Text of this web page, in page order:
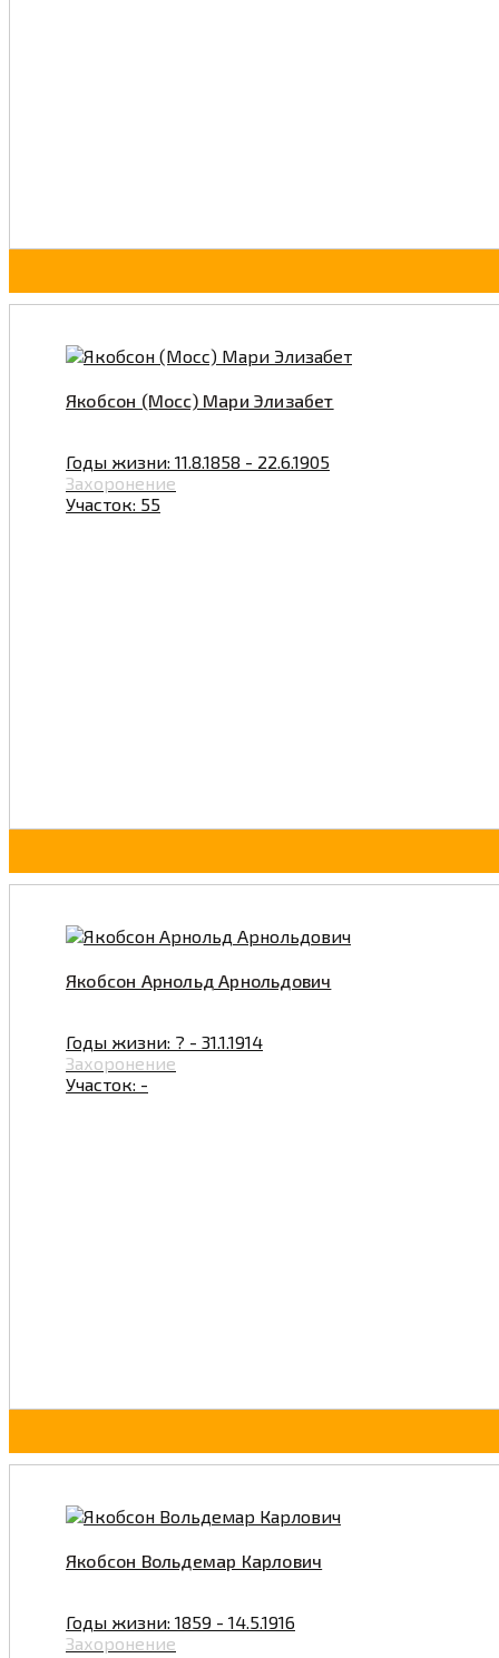
Якобсон (Мосс) Мари Элизабет
Годы жизни: 11.8.1858 - 22.6.1905
Захоронение
Участок: 55
Якобсон Арнольд Арнольдович
Годы жизни: ? - 31.1.1914
Захоронение
Участок: -
Якобсон Вольдемар Карлович
Годы жизни: 1859 - 14.5.1916
Захоронение